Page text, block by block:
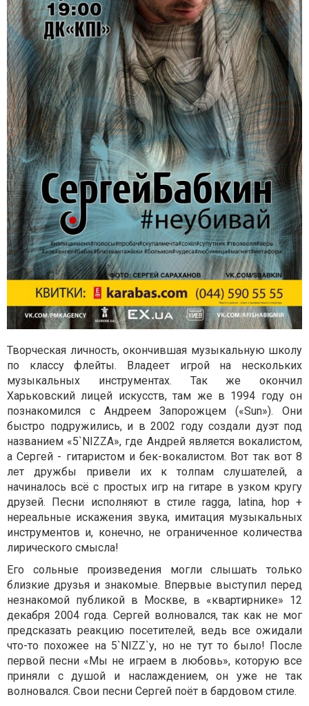
Творческая личность, окончившая музыкальную школу
по классу флейты. Владеет игрой на нескольких
музыкальных инструментах. Так же окончил
Харьковский лицей искусств, там же в 1994 году он
познакомился с Андреем Запорожцем («Sun»). Они
быстро подружились, и в 2002 году создали дуэт под
названием «5`NIZZA», где Андрей является вокалистом,
а Сергей - гитаристом и бек-вокалистом. Вот так вот 8
лет дружбы привели их к толпам слушателей, а
начиналось всё с простых игр на гитаре в узком кругу
друзей. Песни исполняют в стиле ragga, latina, hop +
нереальные искажения звука, имитация музыкальных
инструментов и, конечно, не ограниченное количества
лирического смысла!
Его сольные произведения могли слышать только
близкие друзья и знакомые. Впервые выступил перед
незнакомой публикой в Москве, в «квартирнике» 12
декабря 2004 года. Сергей волновался, так как не мог
предсказать реакцию посетителей, ведь все ожидали
что-то похожее на 5`NIZZ`у, но не тут то было! После
первой песни «Мы не играем в любовь», которую все
приняли с душой и наслаждением, он уже не так
волновался. Свои песни Сергей поёт в бардовом стиле.